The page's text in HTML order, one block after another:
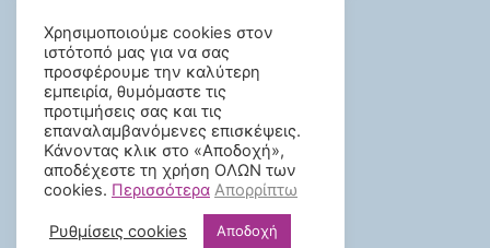
Χρησιμοποιούμε cookies στον
ιστότοπό μας για να σας
προσφέρουμε την καλύτερη
εμπειρία, θυμόμαστε τις
προτιμήσεις σας και τις
επαναλαμβανόμενες επισκέψεις.
Κάνοντας κλικ στο «Αποδοχή»,
αποδέχεστε τη χρήση ΟΛΩΝ των
cookies. Περισσότερα Απορρίπτω
Ρυθμίσεις cookies Αποδοχή